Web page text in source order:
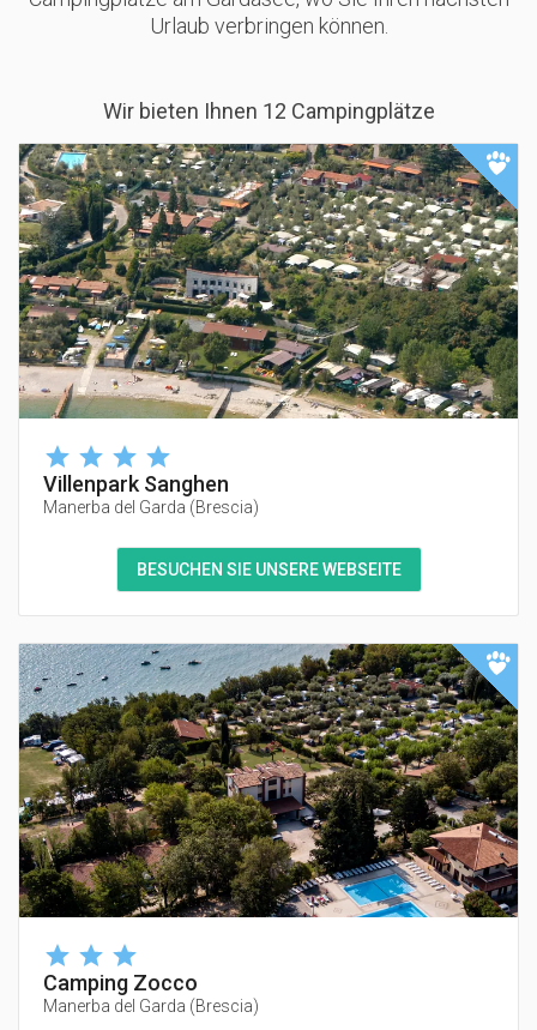
Urlaub verbringen können.
Wir bieten Ihnen 12 Campingplätze
Villenpark Sanghen
Manerba del Garda (Brescia)
BESUCHEN SIE UNSERE WEBSEITE
Camping Zocco
Manerba del Garda (Brescia)